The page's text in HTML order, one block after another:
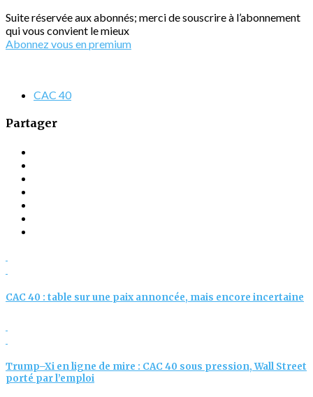
Suite réservée aux abonnés; merci de souscrire à l’abonnement
qui vous convient le mieux
Abonnez vous en premium
CAC 40
Partager
CAC 40 : table sur une paix annoncée, mais encore incertaine
Trump–Xi en ligne de mire : CAC 40 sous pression, Wall Street
porté par l’emploi